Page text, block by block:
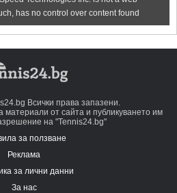
Всички права запазени.
материали от сайта и публикуването им
на "Tennis24.bg"
за ползване
Реклама
за лични данни
За нас